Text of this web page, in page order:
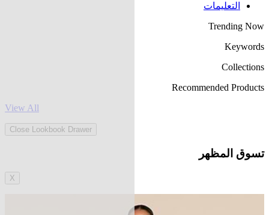
التعليمات
Trending Now
Keywords
Collections
Recommended Products
View All
Close Lookbook Drawer
تسوق المظهر
X